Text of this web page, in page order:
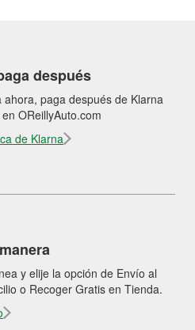
después
ahora, paga después de Klarna
OReillyAuto.com
de Klarna
y elije la opción de Envío al
o Recoger Gratis en Tienda.